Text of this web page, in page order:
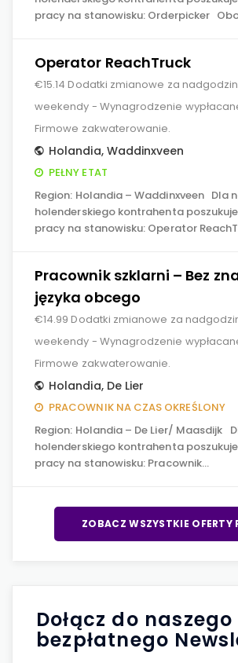
pracy na stanowisku: Orderpicker
Operator ReachTruck
€15.14 Dodatki zmianowe za
weekendy - Wynagrodzenie
Firmowe zakwaterowanie.
Holandia, Waddinxveen
PEŁNY ETAT
Region: Holandia – Waddinxveen Dla
holenderskiego kontrahenta
pracy na stanowisku: Operator
Pracownik szklarni – Bez
języka obcego
€14.99 Dodatki zmianowe za
weekendy - Wynagrodzenie
Firmowe zakwaterowanie.
Holandia, De Lier
PRACOWNIK NA CZAS OKREŚLONY
Region: Holandia – De Lier/ Maasdijk
holenderskiego kontrahenta
pracy na stanowisku: Pracownik…
ZOBACZ WSZYSTKIE OFERTY
Dołącz do naszego
bezpłatnego